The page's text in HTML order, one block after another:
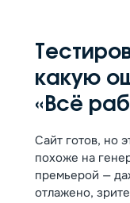
какую
«Всё
Сайт готов, но
похоже на
премьерой —
отлажено,